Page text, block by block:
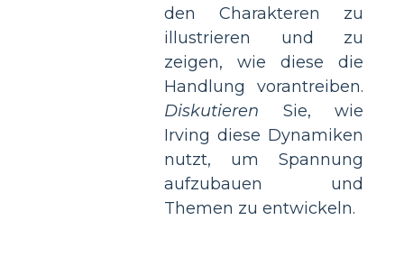
den Charakteren zu
illustrieren und zu
zeigen, wie diese die
Handlung vorantreiben.
Diskutieren Sie, wie
Irving diese Dynamiken
nutzt, um Spannung
aufzubauen und
Themen zu entwickeln.